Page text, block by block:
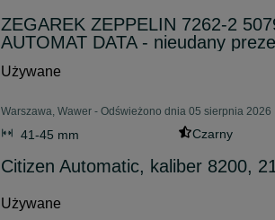
ZEGAREK ZEPPELIN 7262-2
AUTOMAT DATA - nieudany
Używane
Warszawa, Wawer - Odświeżono dnia 05 sierpnia 2026
41-45 mm Czarny
Citizen Automatic, kaliber 8200,
Używane